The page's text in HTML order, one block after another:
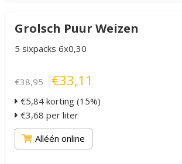
Grolsch Puur Weizen
5 sixpacks 6x0,30
€38,95 €33,11
€5,84 korting (15%)
€3,68 per liter
Alléén online